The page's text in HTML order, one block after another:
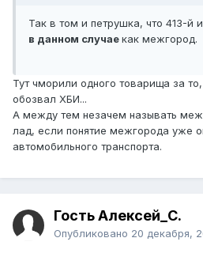
Так в том и петрушка, что 413-й
в данном случаекак межгород.
Тут чморили одного товарища за
обозвал ХБИ...
А между тем незачем называть
лад, если понятие межгорода уже
автомобильного транспорта.
Гость Алексей_С.
Опубликовано 20 декабря,